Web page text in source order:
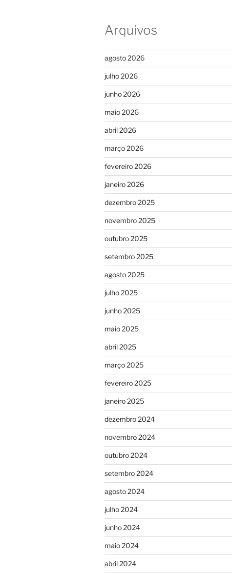
Arquivos
agosto 2026
julho 2026
junho 2026
maio 2026
abril 2026
março 2026
fevereiro 2026
janeiro 2026
dezembro 2025
novembro 2025
outubro 2025
setembro 2025
agosto 2025
julho 2025
junho 2025
maio 2025
abril 2025
março 2025
fevereiro 2025
janeiro 2025
dezembro 2024
novembro 2024
outubro 2024
setembro 2024
agosto 2024
julho 2024
junho 2024
maio 2024
abril 2024